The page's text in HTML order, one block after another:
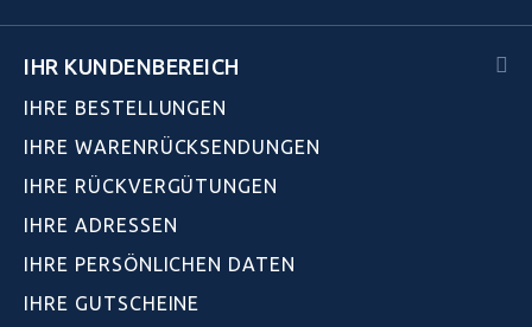
IHR KUNDENBEREICH
IHRE BESTELLUNGEN
IHRE WARENRÜCKSENDUNGEN
IHRE RÜCKVERGÜTUNGEN
IHRE ADRESSEN
IHRE PERSÖNLICHEN DATEN
IHRE GUTSCHEINE